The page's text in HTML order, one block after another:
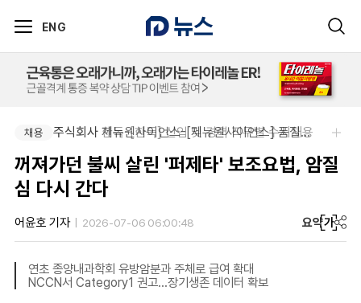
ENG
채용 주식회사 한독-[한독] 신입 및 경력 직무별 수시채용
채용 주식회사 제뉴원사이언스-[제뉴원사이언스] 품질관리약사 모집(경력무관)
꺼져가던 불씨 살린 '퍼제타' 보조요법, 암질
심 다시 간다
어윤호 기자 2026-07-06 06:00:48 요약가
연초 종양내과학회 유방암분과 주체로 급여 확대
NCCN서 Category1 권고...장기생존 데이터 확보